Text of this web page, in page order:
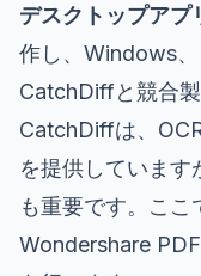
デスクトップアプ
作し、Windows、
CatchDiffと競合
CatchDiffは、
を提供しています
も重要です。ここ
Wondershare